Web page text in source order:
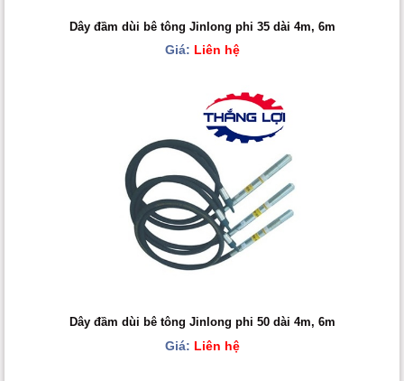
Dây đầm dùi bê tông Jinlong phi 35 dài 4m, 6m
Giá: Liên hệ
Dây đầm dùi bê tông Jinlong phi 50 dài 4m, 6m
Giá: Liên hệ